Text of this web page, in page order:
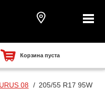
Корзина пуста
08 205/55 R17 95W